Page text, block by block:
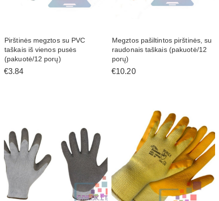
Pirštinės megztos su PVC
taškais iš vienos pusės
(pakuotė/12 porų)
€3.84
Megztos pašiltintos pirštinės, su
raudonais taškais (pakuotė/12
porų)
€10.20